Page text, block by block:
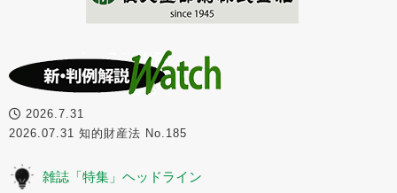
2026.7.31
2026.07.31 知的財産法 No.185
雑誌「特集」ヘッドライン